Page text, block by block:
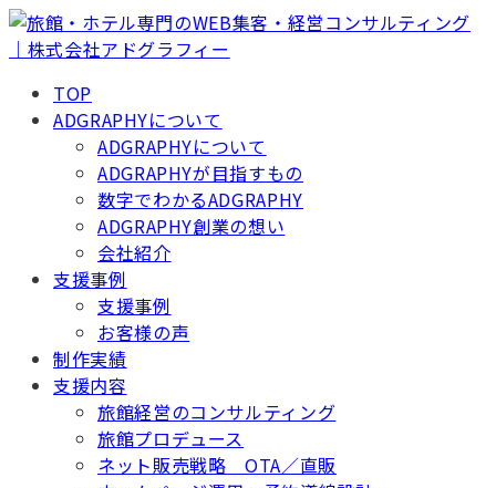
TOP
ADGRAPHYについて
ADGRAPHYについて
ADGRAPHYが目指すもの
数字でわかるADGRAPHY
ADGRAPHY創業の想い
会社紹介
支援事例
支援事例
お客様の声
制作実績
支援内容
旅館経営のコンサルティング
旅館プロデュース
ネット販売戦略 OTA／直販